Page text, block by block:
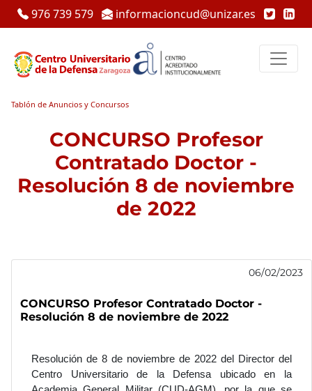
976 739 579 informacioncud@unizar.es
Tablón de Anuncios y Concursos
CONCURSO Profesor
Contratado Doctor -
Resolución 8 de noviembre
de 2022
06/02/2023
CONCURSO Profesor Contratado Doctor -
Resolución 8 de noviembre de 2022
Resolución de 8 de noviembre de 2022 del Director del
Centro Universitario de la Defensa ubicado en la